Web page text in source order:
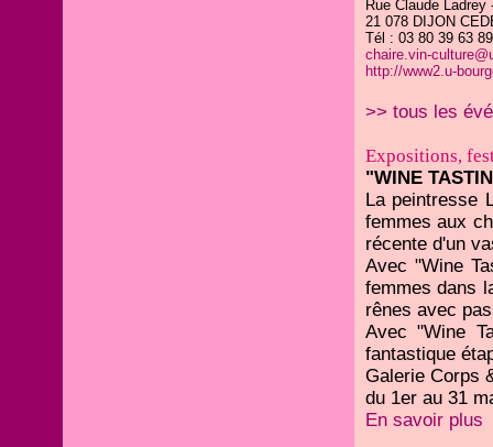
Rue Claude Ladrey
21 078 DIJON
Tél : 03 80 39 63 89
chaire.vin-
http://www2.u-
>> tous les
Expositions,
"WINE
La peintresse
femmes aux
récente d'un
Avec "Wine
femmes dans
rênes avec
Avec "Wine
fantastique
Galerie Corps
du 1er au 31
En savoir plus